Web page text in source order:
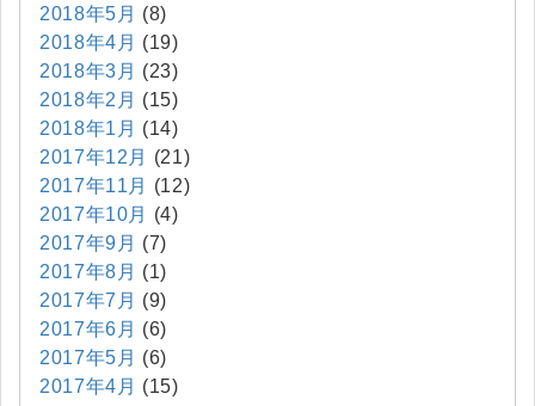
2018年5月 (8)
2018年4月 (19)
2018年3月 (23)
2018年2月 (15)
2018年1月 (14)
2017年12月
(21)
2017年11月
(12)
2017年10月
(4)
2017年9月 (7)
2017年8月 (1)
2017年7月 (9)
2017年6月 (6)
2017年5月 (6)
2017年4月 (15)